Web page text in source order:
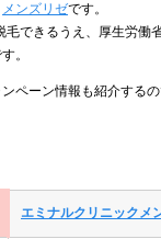
メンズリゼです。
毛できるうえ、厚生労働
。
ペーン情報も紹介する
エミナルクリニックメ